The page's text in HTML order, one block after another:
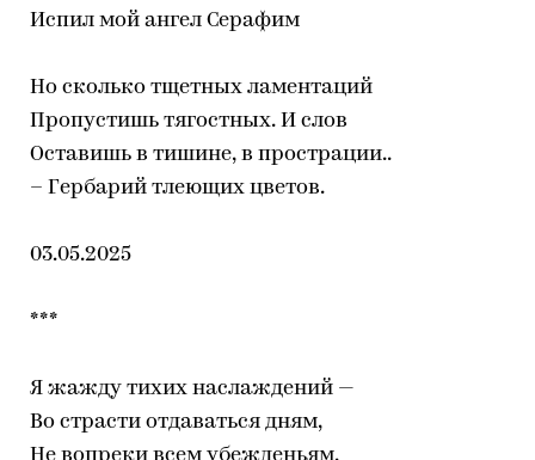
Испил мой ангел Серафим
Но сколько тщетных ламентаций
Пропустишь тягостных. И слов
Оставишь в тишине, в прострации..
– Гербарий тлеющих цветов.
03.05.2025
***
Я жажду тихих наслаждений —
Во страсти отдаваться дням,